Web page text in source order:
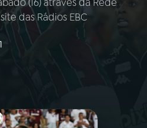
das Rádios EBC